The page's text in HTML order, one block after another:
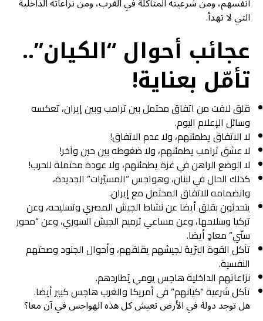
التي لا تهدأ.
عجائب أحوال “الكيان”..
تأمّل بعناية!
قلق لافت من اتفاق محتمل بين ترامب وبين إيران، تعكسه
وسائل الإعلام اليوم.
لا الاتفاق يطمئنهم، ولا عدم الاتفاق!
لا عشق ترامب يطمئنهم، ولا ضغوطه بين حين وآخر!
لا الوضع الراهن في غزة يطمئنهم، ولا عودة محتملة للحرب!
كذلك الحال في لبنان، وهواجس “المسيّرات” الجديدة،
وانضمامه للاتفاق المحتمل مع إيران.
يتحدثون بقلق أيضا عن نشاط الجيش المصري وتسليحه، وعن
تركيا وسلاحها، وعن مساعي ترميم الجيش السوري، وعن “محور
سنّي” معادٍ أيضا.
تآكل القوة البرّية لجيشهم يقلقهم، وأحوال الجنود وصحتهم
النفسية.
نزاعاتهم الداخلية هاجس يومي يُطاردهم.
تآكل شرعية “كيانهم” في أمريكا والغرب هاجس كبير أيضا.
هل توجد دولة في الأرض تعيش كل هذه الهواجس في آن معا؟